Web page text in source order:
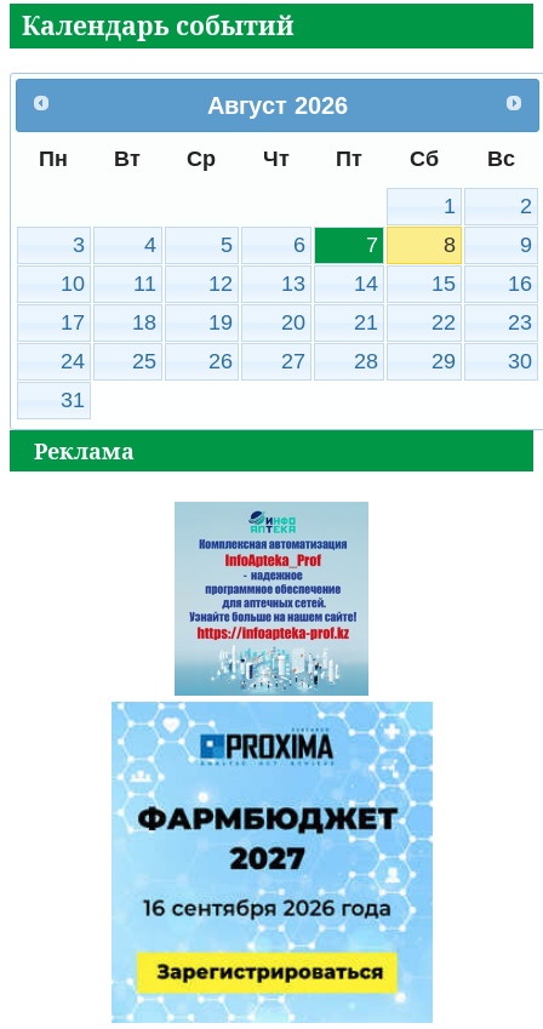
Календарь событий
Август 2026
Пн Вт Ср Чт Пт Сб
Вс
1
2
3
4 5 6 7 8
9
10
11 12 13 14 15
16
17
18 19 20 21 22
23
24
25 26 27 28 29
30
31
Реклама